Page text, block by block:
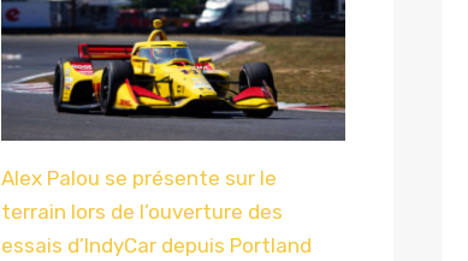
Alex Palou se présente sur le
terrain lors de l’ouverture des
essais d’IndyCar depuis Portland